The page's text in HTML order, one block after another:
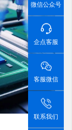
微信公众号
企点客服
客服微信
联系我们